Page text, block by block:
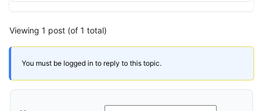
Viewing 1 post (of 1 total)
You must be logged in to reply to this topic.